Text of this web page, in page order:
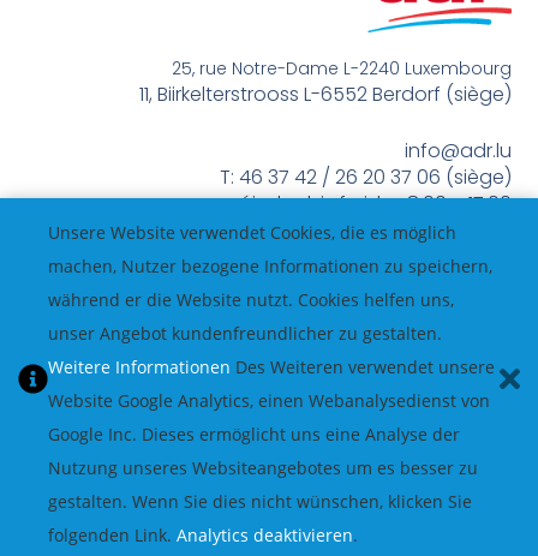
25, rue Notre-Dame L-2240 Luxembourg
11, Biirkelterstrooss L-6552 Berdorf (siège)
info@adr.lu
T: 46 37 42 / 26 20 37 06 (siège)
méindes bis freides 8:00 – 17:00
© All Rights Reserved.
Unsere Website verwendet Cookies, die es möglich
machen, Nutzer bezogene Informationen zu speichern,
während er die Website nutzt. Cookies helfen uns,
unser Angebot kundenfreundlicher zu gestalten.
Weitere Informationen Des Weiteren verwendet unsere
Website Google Analytics, einen Webanalysedienst von
Google Inc. Dieses ermöglicht uns eine Analyse der
Nutzung unseres Websiteangebotes um es besser zu
gestalten. Wenn Sie dies nicht wünschen, klicken Sie
folgenden Link. Analytics deaktivieren.